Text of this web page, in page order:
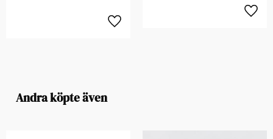
Andra köpte även